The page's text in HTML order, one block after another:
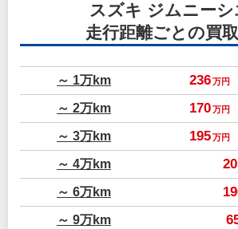
スズキ ジムニーシ
走行距離ごとの買
～ 1万km 236万円
～ 2万km 170万円
～ 3万km 195万円
～ 4万km
～ 6万km
～ 9万km